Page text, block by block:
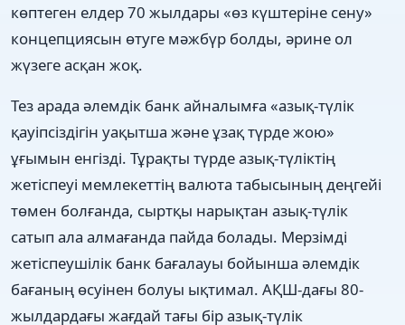
көптеген елдер 70 жылдары «өз күштеріне сену»
концепциясын өтуге мәжбүр болды, әрине ол
жүзеге асқан жоқ.
Тез арада әлемдік банк айналымға «азық-түлік
қауіпсіздігін уақытша және ұзақ түрде жою»
ұғымын енгізді. Тұрақты түрде азық-түліктің
жетіспеуі мемлекеттің валюта табысының деңгейі
төмен болғанда, сыртқы нарықтан азық-түлік
сатып ала алмағанда пайда болады. Мерзімді
жетіспеушілік банк бағалауы бойынша әлемдік
бағаның өсуінен болуы ықтимал. АҚШ-дағы 80-
жылдардағы жағдай тағы бір азық-түлік